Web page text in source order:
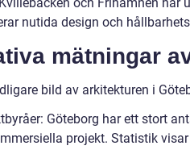
nutida design och
mätningar
bild av arkitekturen i
Göteborg har ett stort
projekt. Statistik